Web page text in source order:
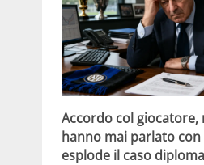
Accordo col giocatore,
hanno mai parlato con
esplode il caso